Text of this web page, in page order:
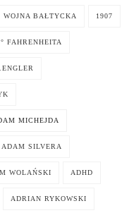
WOJNA BAŁTYCKA 1907
FAHRENHEITA
MICHEJDA
ADAM SILVERA
WOLAŃSKI ADHD
ADRIAN RYKOWSKI